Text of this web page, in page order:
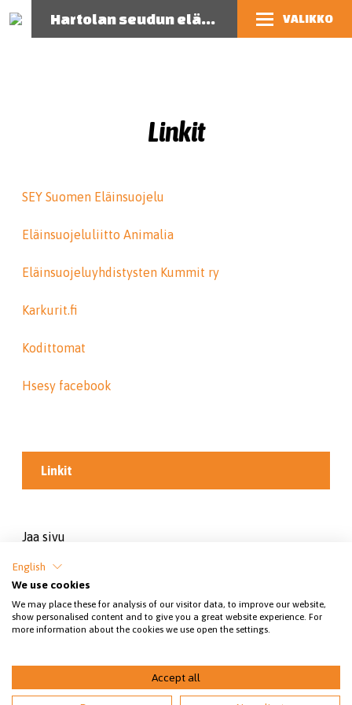
Hartolan seudun eläinsuojeluyhdistys VALIKKO
Linkit
SEY Suomen Eläinsuojelu
Eläinsuojeluliitto Animalia
Eläinsuojeluyhdistysten Kummit ry
Karkurit.fi
Kodittomat
Hsesy facebook
Linkit
Jaa sivu
© 2026 Hartolan seudun eläinsuojeluyhdistys
English
We use cookies
We may place these for analysis of our visitor data, to improve our website,
show personalised content and to give you a great website experience. For
more information about the cookies we use open the settings.
Accept all